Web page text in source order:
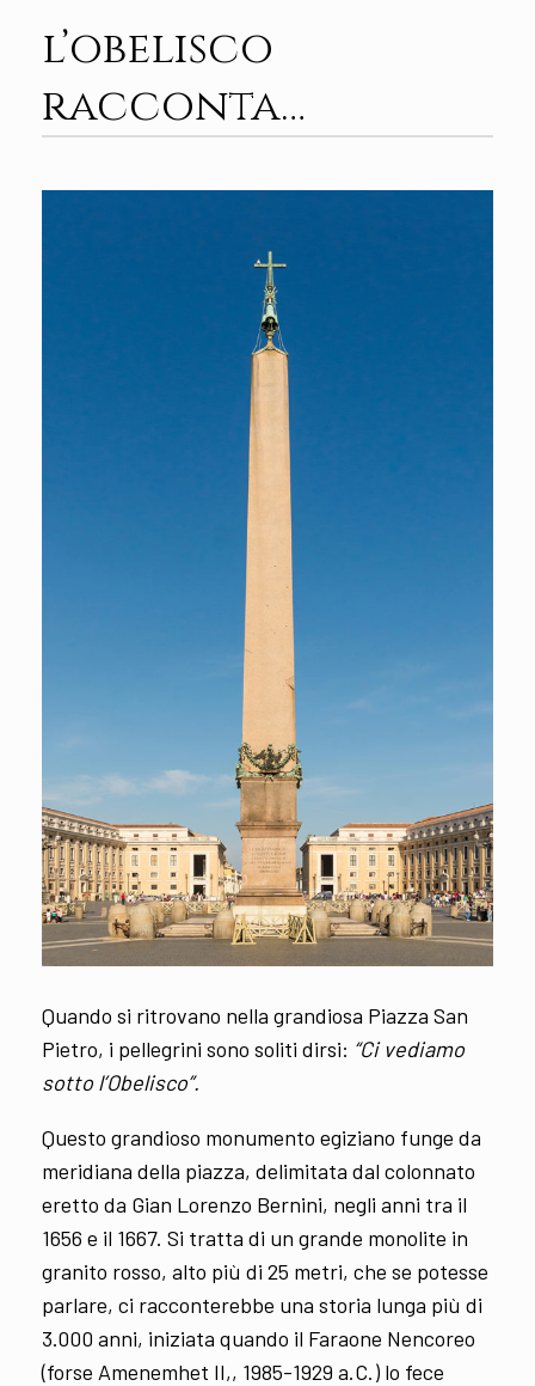
l’obelisco
racconta…
Quando si ritrovano nella grandiosa Piazza San
Pietro, i pellegrini sono soliti dirsi: “Ci vediamo
sotto l’Obelisco”.
Questo grandioso monumento egiziano funge da
meridiana della piazza, delimitata dal colonnato
eretto da Gian Lorenzo Bernini, negli anni tra il
1656 e il 1667. Si tratta di un grande monolite in
granito rosso, alto più di 25 metri, che se potesse
parlare, ci racconterebbe una storia lunga più di
3.000 anni, iniziata quando il Faraone Nencoreo
(forse Amenemhet II,, 1985-1929 a.C.) lo fece